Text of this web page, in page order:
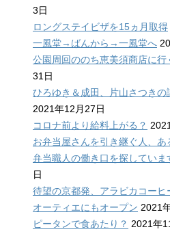
3日
ロングステイビザを15ヵ月取得
一風堂→ばんから→一風堂へ
公園周回ののち恵美須商店に行
31日
ひろゆき＆成田、片山さつきの
2021年12月27日
コロナ前より給料上がる？
お弁当屋さんを引き継ぐ人、あ
弁当職人の働き口を探していま
日
待望の京都発、アラビカコーヒ
オーティエにもオープン 2021
ピータンで食あたり？ 2021年